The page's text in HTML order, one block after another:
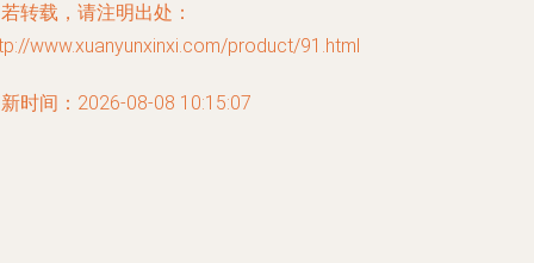
转载，请注明出处：
www.xuanyunxinxi.com/product/91.html
时间：2026-08-08 10:15:07